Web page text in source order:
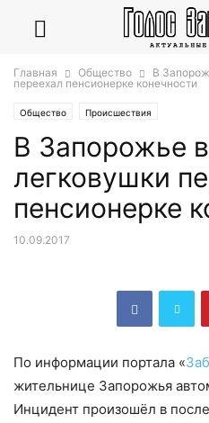
Главная Общество
В
переехал пенсионерке конечности
Общество Происшествия
В Запорожье
легковушки
пенсионерке
10.09.2017
По информации портала «
жительнице Запорожья
Инцидент произошёл в